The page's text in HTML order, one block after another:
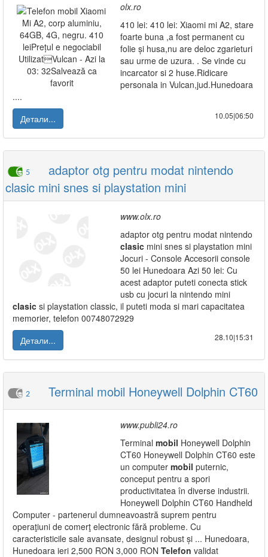
olx.ro
410 lei: 410 lei: Xiaomi mi A2, stare
foarte buna ,a fost permanent cu
folie și husa,nu are deloc zgarieturi
sau urme de uzura. . Se vinde cu
incarcator si 2 huse.Ridicare
personala in Vulcan,jud.Hunedoara
....
Детали...
10.05|06:50
5
adaptor otg pentru modat nintendo
clasic mini snes si playstation mini
www.olx.ro
adaptor otg pentru modat nintendo
clasic mini snes si playstation mini
Jocuri - Console Accesorii console
50 lei Hunedoara Azi 50 lei: Cu
acest adaptor puteti conecta stick
usb cu jocuri la nintendo mini
clasic si playstation classic, il puteti moda si mari capacitatea
memorier, telefon 00748072929
Детали...
28.10|15:31
2 Terminal mobil Honeywell Dolphin CT60
www.publi24.ro
Terminal mobil Honeywell Dolphin
CT60 Honeywell Dolphin CT60 este
un computer mobil puternic,
conceput pentru a spori
productivitatea în diverse industrii.
Honeywell Dolphin CT60 Handheld
Computer - partenerul dumneavoastră suprem pentru
operaţiuni de comerţ electronic fără probleme. Cu
caracteristicile sale avansate, designul robust și ... Hunedoara,
Hunedoara ieri 2,500 RON 3,000 RON Telefon validat